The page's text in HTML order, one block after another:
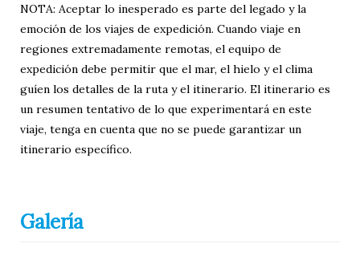
NOTA: Aceptar lo inesperado es parte del legado y la
emoción de los viajes de expedición. Cuando viaje en
regiones extremadamente remotas, el equipo de
expedición debe permitir que el mar, el hielo y el clima
guíen los detalles de la ruta y el itinerario. El itinerario es
un resumen tentativo de lo que experimentará en este
viaje, tenga en cuenta que no se puede garantizar un
itinerario específico.
Galería